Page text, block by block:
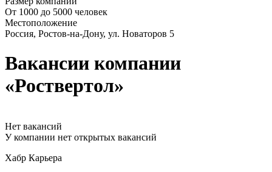
От 1000 до 5000 человек
Местоположение
Россия, Ростов-на-Дону, ул. Новаторов 5
Вакансии компании
«Роствертол»
Нет вакансий
У компании нет открытых вакансий
Хабр Карьера